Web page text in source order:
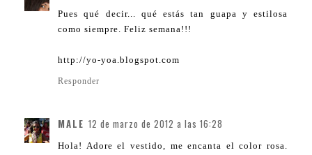
Pues qué decir... qué estás tan guapa y estilosa
como siempre. Feliz semana!!!
http://yo-yoa.blogspot.com
Responder
MALE 12 de marzo de 2012 a las 16:28
Hola! Adore el vestido, me encanta el color rosa.